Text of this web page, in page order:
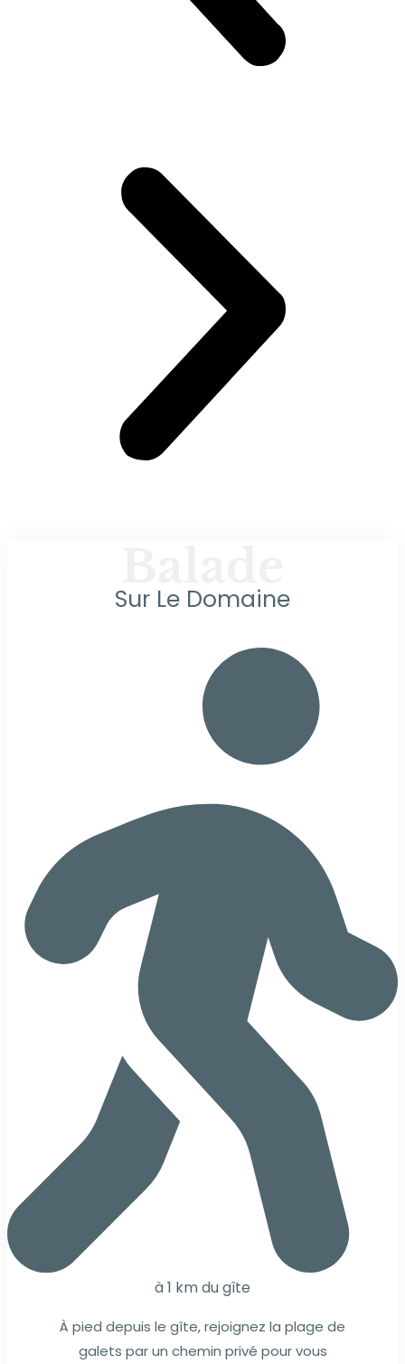
Sur Le Domaine
à 1 km du gîte
À pied depuis le gîte, rejoignez la plage de
galets par un chemin privé pour vous